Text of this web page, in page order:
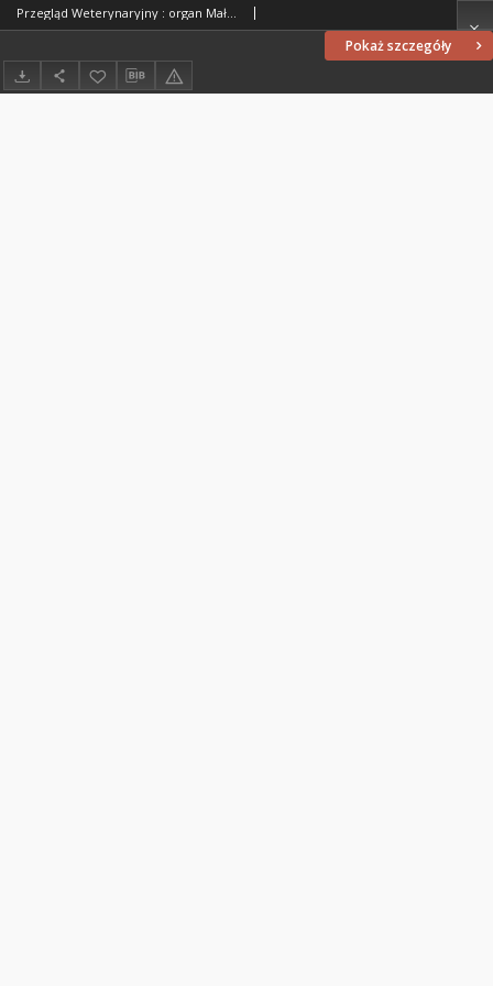
Pokaż szczegóły
Przegląd Weterynaryjny : organ Małopolskiego Towarzystwa Lekarzy Weterynaryjnych i Tow. Lekarzy Weterynar. Województwa Krakowskiego i Śląskiego w Krakowie : miesięcznik poświęcony medycynie weterynaryjnej, 1929 R. 42, Spis treści i indeksy